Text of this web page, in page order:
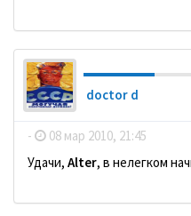
doctor d
- 08 мар 2010, 21:45
Удачи, Alter, в нелегком